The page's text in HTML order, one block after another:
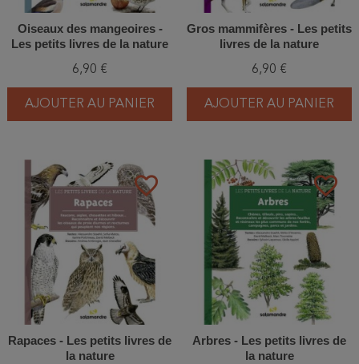
Oiseaux des mangeoires -
Les petits livres de la nature
6,90 €
AJOUTER AU PANIER
Gros mammifères - Les petits
livres de la nature
6,90 €
AJOUTER AU PANIER
favorite_border
Rapaces - Les petits livres de
la nature
favorite_border
Arbres - Les petits livres de
la nature